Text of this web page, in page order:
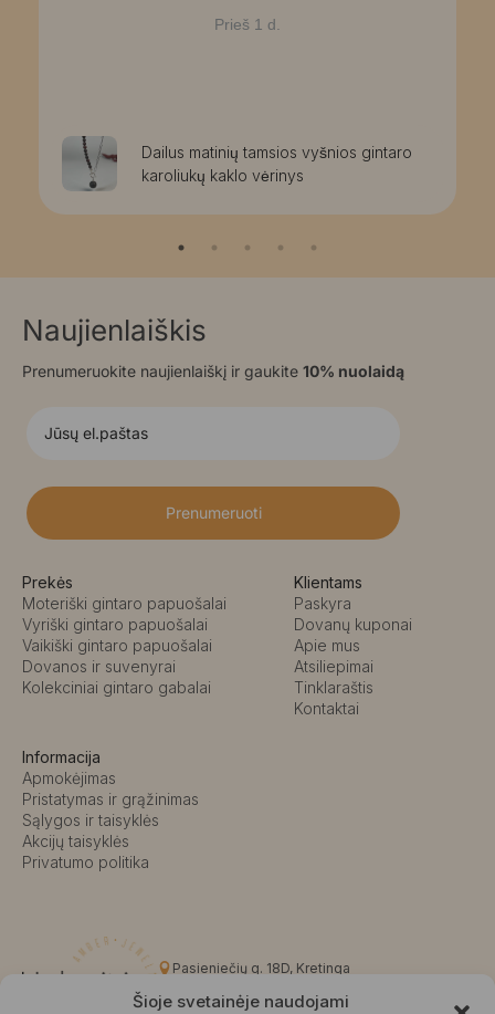
Šioje svetainėje naudojami
Prieš 1 d.
Dailus matinių tamsios vyšnios gintaro
karoliukų kaklo vėrinys
Naujienlaiškis
Prenumeruokite naujienlaiškį ir gaukite 10% nuolaidą
Prenumeruoti
Prekės
Moteriški gintaro papuošalai
Vyriški gintaro papuošalai
Vaikiški gintaro papuošalai
Dovanos ir suvenyrai
Kolekciniai gintaro gabalai
Klientams
Paskyra
Dovanų kuponai
Apie mus
Atsiliepimai
Tinklaraštis
Kontaktai
Informacija
Apmokėjimas
Pristatymas ir grąžinimas
Sąlygos ir taisyklės
Akcijų taisyklės
Privatumo politika
Pasieniečių g. 18D, Kretinga
info@kalvaite.lt